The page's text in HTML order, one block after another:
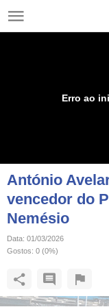
Erro ao
António
vencedor do
Nemésio
Data: 01/03/2026
Gostos: 0 (0%)